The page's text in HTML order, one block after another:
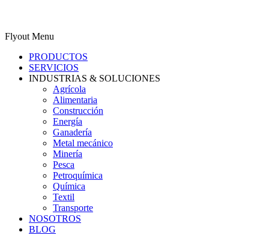
Flyout Menu
PRODUCTOS
SERVICIOS
INDUSTRIAS & SOLUCIONES
Agrícola
Alimentaria
Construcción
Energía
Ganadería
Metal mecánico
Minería
Pesca
Petroquímica
Química
Textil
Transporte
NOSOTROS
BLOG